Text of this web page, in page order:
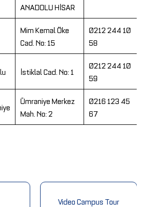
ANADOLU HİSAR
Mim Kemal Öke
Cad. No: 15
0212 244 10
58
İstiklal Cad. No: 1
0212 244 10
59
Ümraniye Merkez
Mah. No: 2
0216 123 45
67
Video Campus Tour